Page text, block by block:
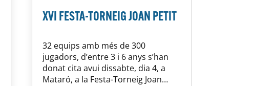
XVI FESTA-TORNEIG JOAN PETIT
32 equips amb més de 300
jugadors, d’entre 3 i 6 anys s’han
donat cita avui dissabte, dia 4, a
Mataró, a la Festa-Torneig Joan